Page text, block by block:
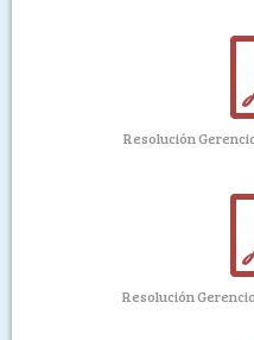
Resolución
Resolución